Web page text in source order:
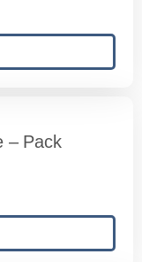
– Pack